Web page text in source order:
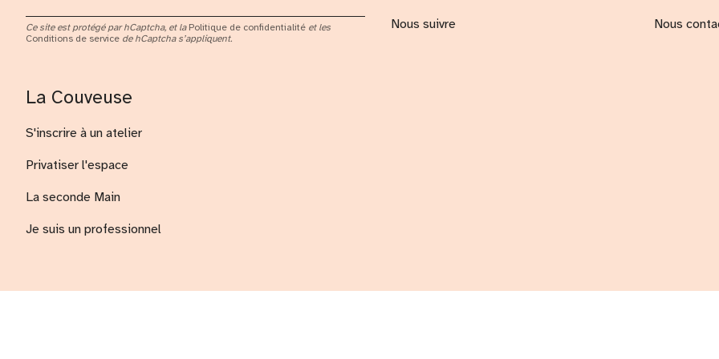
Ce site est protégé par hCaptcha, et la Politique de confidentialité et les
Conditions de service de hCaptcha s’appliquent.
Nous suivre Nous
La Couveuse
S'inscrire à un atelier
Privatiser l'espace
La seconde Main
Je suis un professionnel